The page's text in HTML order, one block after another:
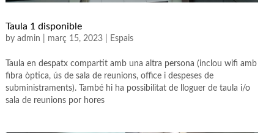
Taula 1 disponible
by admin març 15, 2023| Espais
Taula en despatx compartit amb una altra persona (inclou wifi amb
fibra òptica, ús de sala de reunions, office i despeses de
subministraments). També hi ha possibilitat de lloguer de taula i/o
sala de reunions por hores